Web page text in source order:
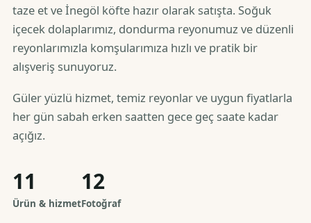
taze et ve İnegöl köfte hazır olarak satışta. Soğuk
içecek dolaplarımız, dondurma reyonumuz ve düzenli
reyonlarımızla komşularımıza hızlı ve pratik bir
alışveriş sunuyoruz.
Güler yüzlü hizmet, temiz reyonlar ve uygun fiyatlarla
her gün sabah erken saatten gece geç saate kadar
açığız.
11
Ürün & hizmet
12
Fotoğraf